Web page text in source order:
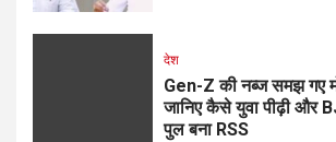
देश
Gen-Z की नब्ज समझ गए
जानिए कैसे युवा पीढ़ी और
पुल बना RSS